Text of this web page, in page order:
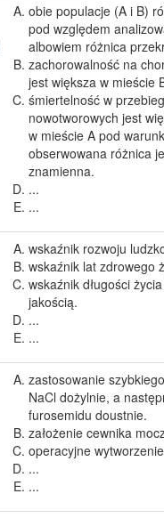
obie populacje (A i B)
pod względem
albowiem różnica
zachorowalność na
jest większa w mieście
śmiertelność w
nowotworowych jest
w mieście A pod
obserwowana różnica
znamienna.
...
...
wskaźnik rozwoju
wskaźnik lat zdrowego
wskaźnik długości
jakością.
...
...
zastosowanie
NaCl dożylnie, a
furosemidu doustnie.
założenie cewnika
operacyjne
...
...